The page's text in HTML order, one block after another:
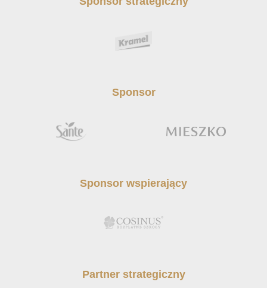
Sponsor
Sponsor wspierający
Partner strategiczny